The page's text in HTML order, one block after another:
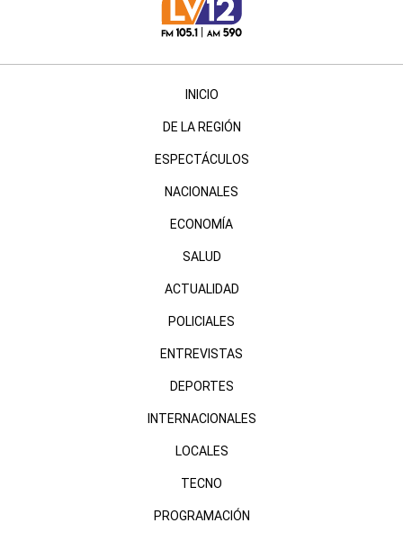
INICIO
DE LA REGIÓN
ESPECTÁCULOS
NACIONALES
ECONOMÍA
SALUD
ACTUALIDAD
POLICIALES
ENTREVISTAS
DEPORTES
INTERNACIONALES
LOCALES
TECNO
PROGRAMACIÓN